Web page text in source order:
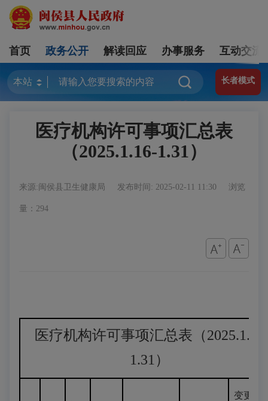
首页 政务公开 解读回应 办事服务 互动交流
长者模式
医疗机构许可事项汇总表
（2025.1.16-1.31）
来源:闽侯县卫生健康局 发布时间: 2025-02-11 11:30 浏览
量：294
医疗机构许可事项汇总表（
1.31）
变更